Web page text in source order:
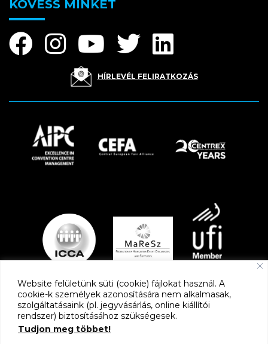
Website felületünk süti (cookie) fájlokat használ. A
cookie-k személyek azonosítására nem alkalmasak,
szolgáltatásaink (pl. jegyvásárlás, online kiállítói
rendszer) biztosításához szükségesek.
Tudjon meg többet!
KÖVESS MINKET
HÍRLEVÉL FELIRATKOZÁS
PARTNEREK